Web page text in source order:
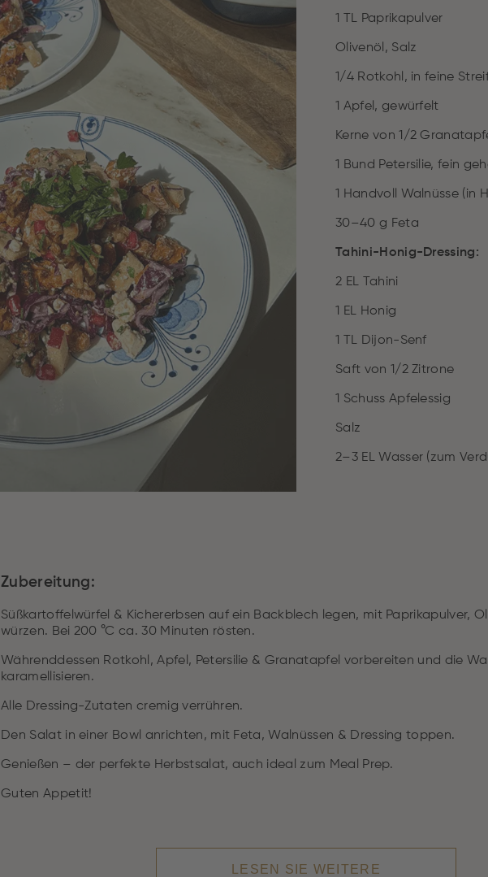
1 TL Paprikapulver
Olivenöl, Salz
1/4 Rotkohl, in feine
1 Apfel, gewürfelt
Kerne von 1/2
1 Bund Petersilie, fein
1 Handvoll Walnüsse (in
30–40 g Feta
Tahini-Honig-Dressing:
2 EL Tahini
1 EL Honig
1 TL Dijon-Senf
Saft von 1/2 Zitrone
1 Schuss Apfelessig
Salz
2–3 EL Wasser (zum
Zubereitung:
Süßkartoffelwürfel & Kichererbsen auf ein Backblech legen, mit Paprikapulver,
würzen. Bei 200 °C ca. 30 Minuten rösten.
Währenddessen Rotkohl, Apfel, Petersilie & Granatapfel vorbereiten und die
karamellisieren.
Alle Dressing-Zutaten cremig verrühren.
Den Salat in einer Bowl anrichten, mit Feta, Walnüssen & Dressing toppen.
Genießen – der perfekte Herbstsalat, auch ideal zum Meal Prep.
Guten Appetit!
LESEN SIE WEITERE